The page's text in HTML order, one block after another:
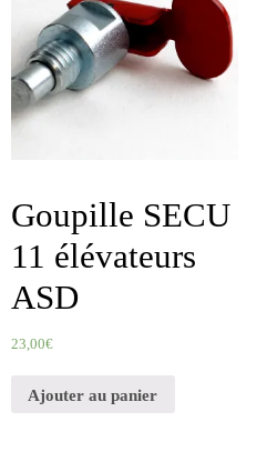
Goupille SECU
11 élévateurs
ASD
23,00€
Ajouter au panier